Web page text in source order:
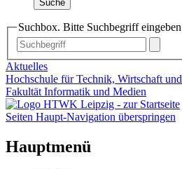
Suche
Suchbox. Bitte Suchbegriff
Aktuelles
Hochschule für Technik, Wirtschaft
Fakultät Informatik und Medien
Seiten Haupt-Navigation überspringen
Hauptmenü